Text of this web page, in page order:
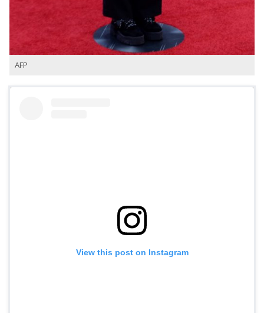
AFP
View this post on Instagram